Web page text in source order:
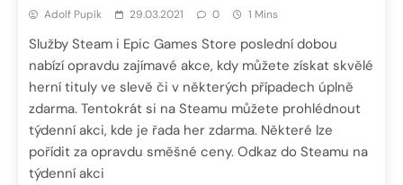
Adolf Pupík 29.03.2021 0 1 Mins
Služby Steam i Epic Games Store poslední dobou
nabízí opravdu zajímavé akce, kdy můžete získat skvělé
herní tituly ve slevě či v některých případech úplně
zdarma. Tentokrát si na Steamu můžete prohlédnout
týdenní akci, kde je řada her zdarma. Některé lze
pořídit za opravdu směšné ceny. Odkaz do Steamu na
týdenní akci